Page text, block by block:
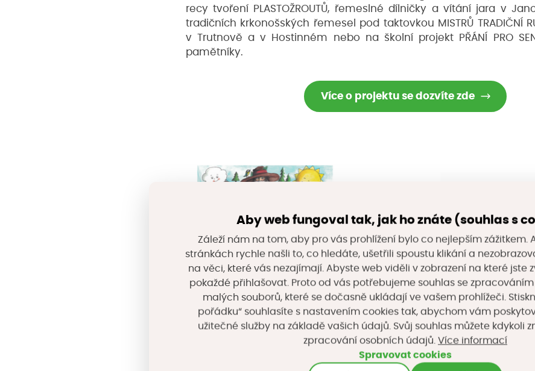
recy tvoření PLASTOŽROUTŮ, řemeslné dílničky a vítání jara v
tradičních krkonošských řemesel pod taktovkou MISTRŮ TRADIČNÍ
v Trutnově a v Hostinném nebo na školní projekt PŘÁNÍ PRO
pamětníky.
Více o projektu se dozvíte zde
Aby web fungoval tak, jak ho znáte (souhlas s
Záleží nám na tom, aby pro vás prohlížení bylo co nejlepším zážitkem.
stránkách rychle našli to, co hledáte, ušetřili spoustu klikání a
na věci, které vás nezajímají. Abyste web viděli v zobrazení na které jste
pokaždé přihlašovat. Proto od vás potřebujeme souhlas se
malých souborů, které se dočasně ukládají ve vašem prohlížeči.
pořádku“ souhlasíte s nastavením cookies tak, abychom vám
užitečné služby na základě vašich údajů. Svůj souhlas můžete kdykoli
zpracování osobních údajů. Více informací
Spravovat cookies